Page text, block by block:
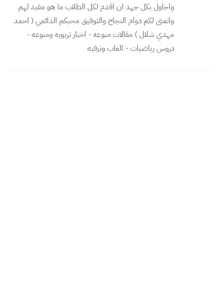
واحاول بكل جهد ان اقدم لكل الطلاب ما هو مفيد لهم
واتمنى لكم دوام النجاح والتوفيق محبكم الدائمي ( احمد
مهدي شلال ) مقالات منوعه - اخبار تربويه ومنوعه -
دروس رياضيات - العاب وترفيه